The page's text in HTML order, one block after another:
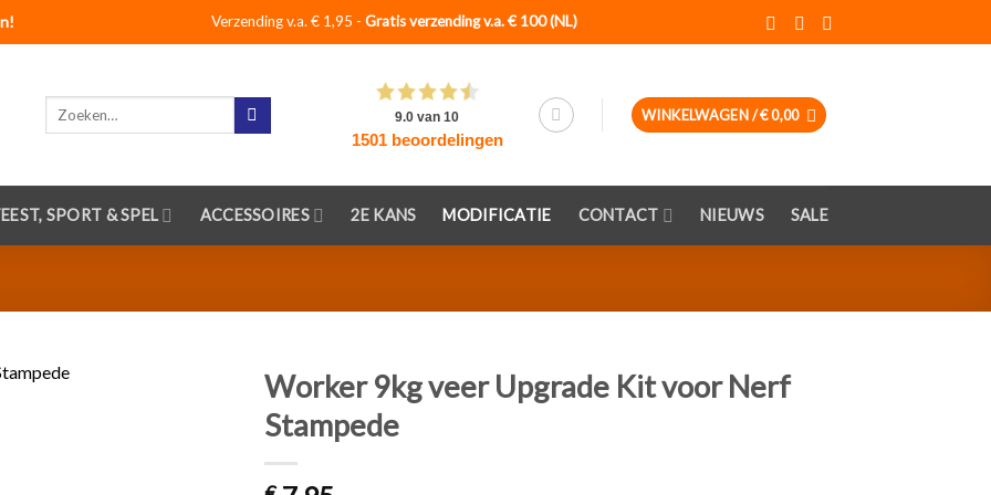
Verzending v.a. € 1,95 - Gratis verzending v.a. € 100 (NL)
Zoeken
WINKELWAGEN /€0,00
SPORT & SPEL ACCESSOIRES 2E KANS MODIFICATIE CONTACT NIEUWS SALE
Worker 9kg veer Upgrade Kit voor Nerf
Stampede